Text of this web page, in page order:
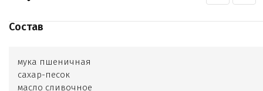
Состав
мука пшеничная
сахар-песок
масло сливочное